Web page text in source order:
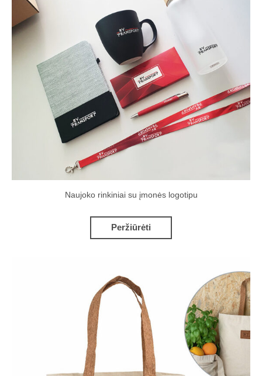
Naujoko rinkiniai su įmonės logotipu
Peržiūrėti